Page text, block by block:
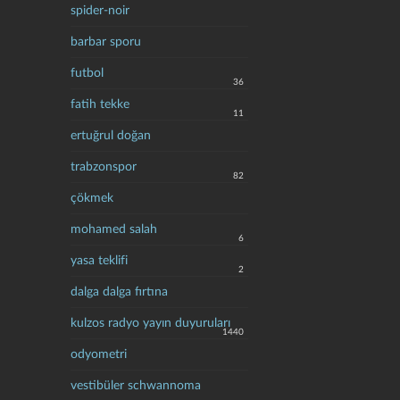
spider-noir
barbar sporu
futbol
36
fatih tekke
11
ertuğrul doğan
trabzonspor
82
çökmek
mohamed salah
6
yasa teklifi
2
dalga dalga fırtına
kulzos radyo yayın duyuruları
1440
odyometri
vestibüler schwannoma